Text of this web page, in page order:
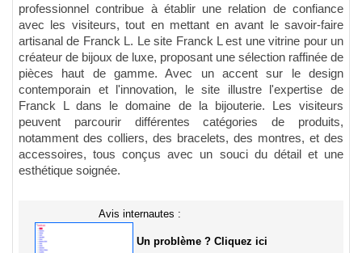
professionnel contribue à établir une relation de confiance
avec les visiteurs, tout en mettant en avant le savoir-faire
artisanal de Franck L. Le site Franck L est une vitrine pour un
créateur de bijoux de luxe, proposant une sélection raffinée de
pièces haut de gamme. Avec un accent sur le design
contemporain et l'innovation, le site illustre l'expertise de
Franck L dans le domaine de la bijouterie. Les visiteurs
peuvent parcourir différentes catégories de produits,
notamment des colliers, des bracelets, des montres, et des
accessoires, tous conçus avec un souci du détail et une
esthétique soignée.
Avis internautes :
Un problème ? Cliquez ici